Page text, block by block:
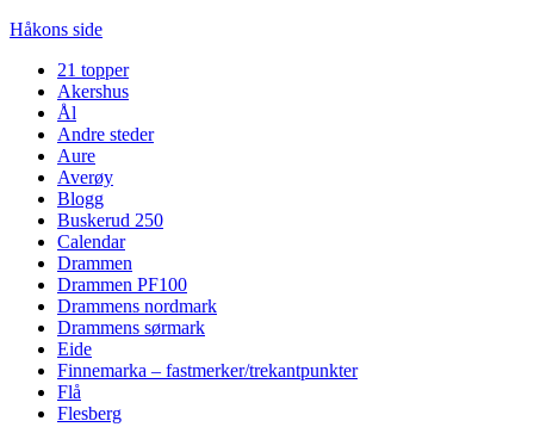
Håkons side
21 topper
Akershus
Ål
Andre steder
Aure
Averøy
Blogg
Buskerud 250
Calendar
Drammen
Drammen PF100
Drammens nordmark
Drammens sørmark
Eide
Finnemarka – fastmerker/trekantpunkter
Flå
Flesberg